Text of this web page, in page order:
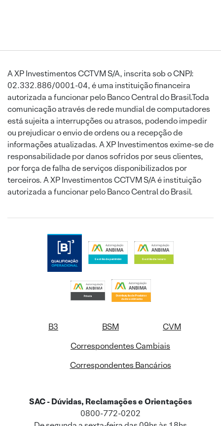
A XP Investimentos CCTVM S/A, inscrita sob o CNPJ:
02.332.886/0001-04, é uma instituição financeira
autorizada a funcionar pelo Banco Central do Brasil.Toda
comunicação através de rede mundial de computadores
está sujeita a interrupções ou atrasos, podendo impedir
ou prejudicar o envio de ordens ou a recepção de
informações atualizadas. A XP Investimentos exime-se de
responsabilidade por danos sofridos por seus clientes,
por força de falha de serviços disponibilizados por
terceiros. A XP Investimentos CCTVM S/A é instituição
autorizada a funcionar pelo Banco Central do Brasil.
B3 BSM
CVM
Correspondentes Cambiais
Correspondentes Bancários
SAC - Dúvidas, Reclamações e Orientações
0800-772-0202